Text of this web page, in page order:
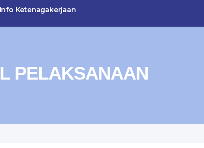
Info Ketenagakerjaan
PELAKSANAAN